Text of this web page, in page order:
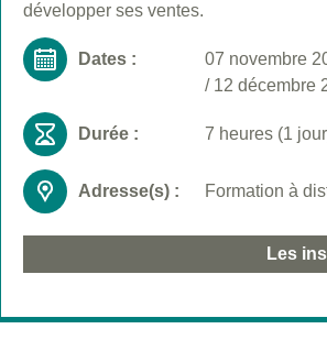
développer ses ventes.
Dates : 07 novembre
/ 12 décembre
Durée : 7 heures (1
Adresse(s) : Formation à
Les